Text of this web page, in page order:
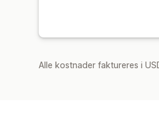
Alle kostnader faktureres i